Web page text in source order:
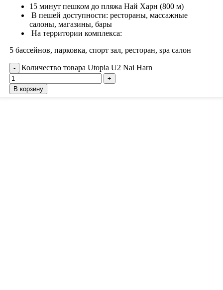
15 минут пешком до пляжа Най Харн (800 м)
В пешей доступности: рестораны, массажные
салоны, магазины, бары
На территории комплекса:
5 бассейнов, парковка, спорт зал, ресторан, spa салон
Количество товара Utopia U2 Nai Harn
В корзину